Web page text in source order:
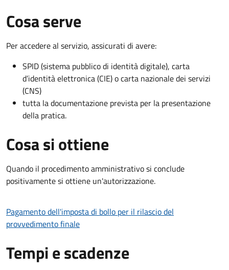
Cosa serve
Per accedere al servizio, assicurati di avere:
SPID (sistema pubblico di identità digitale), carta
d’identità elettronica (CIE) o carta nazionale dei servizi
(CNS)
tutta la documentazione prevista per la presentazione
della pratica.
Cosa si ottiene
Quando il procedimento amministrativo si conclude
positivamente si ottiene un'autorizzazione.
Pagamento dell'imposta di bollo per il rilascio del
provvedimento finale
Tempi e scadenze